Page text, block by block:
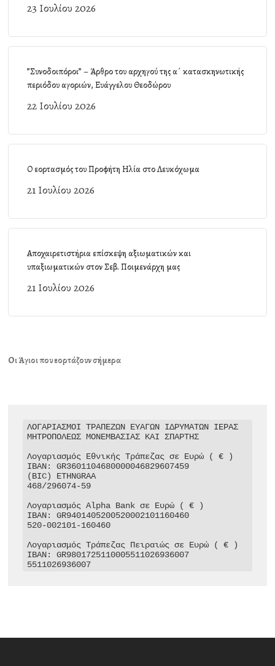
23 Ιουλίου 2026
”Συνοδοιπόροι” – Άρθρο του αρχηγού της α΄ κατασκηνωτικής
περιόδου αγοριών, Ευάγγελου Θεοδώρου
22 Ιουλίου 2026
Ο εορτασμός του Προφήτη Ηλία στο Λευκόχωμα
21 Ιουλίου 2026
Αποχαιρετιστήρια επίσκεψη αξιωματικών και
υπαξιωματικών στον Σεβ. Ποιμενάρχη μας
21 Ιουλίου 2026
Οι Άγιοι που εορτάζουν σήμερα
ΛΟΓΑΡΙΑΣΜΟΙ ΤΡΑΠΕΖΩΝ ΕΥΑΓΩΝ ΙΔΡΥΜΑΤΩΝ ΙΕΡΑΣ
ΜΗΤΡΟΠΟΛΕΩΣ ΜΟΝΕΜΒΑΣΙΑΣ ΚΑΙ ΣΠΑΡΤΗΣ
Λογαριασμός Εθνικής Τράπεζας σε Ευρώ ( € )
IBAN: GR3601104680000046829607459
(BIC) ETHNGRAA
468/296074-59
Λογαριασμός Alpha Bank σε Ευρώ ( € )
IBAN: GR9401405200520002101160460
520-002101-160460
Λογαριασμός Τράπεζας Πειραιώς σε Ευρώ ( € )
IBAN: GR9801725110005511026936007
5511026936007